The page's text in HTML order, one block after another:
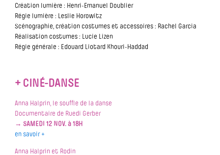
Création lumière : Henri-Emanuel Doublier
Régie lumière : Leslie Horowitz
Scénographie, création costumes et accessoires : Rachel Garcia
Réalisation costumes : Lucie Lizen
Régie générale : Edouard Liotard Khouri-Haddad
+ CINÉ-DANSE
Anna Halprin, le souffle de la danse
Documentaire de Ruedi Gerber
→ SAMEDI 12 NOV. à 18H
en savoir +
Anna Halprin et Rodin